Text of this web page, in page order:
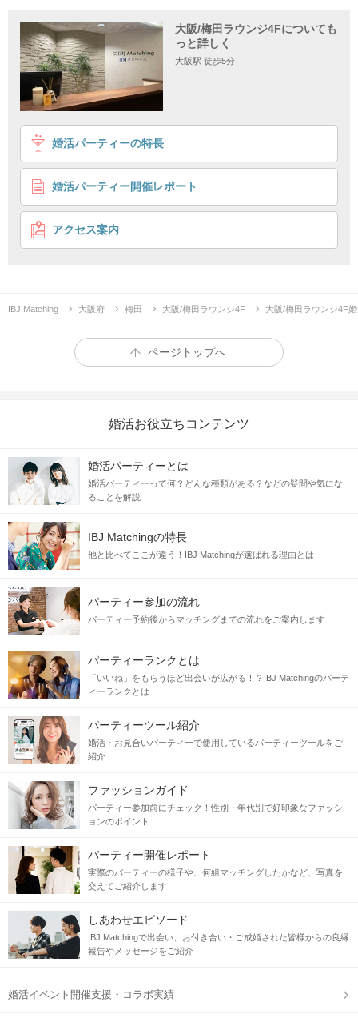
1 2 3 4
＼ずっと仲良しでいられる恋がしたい♥／
年収400万円以上の男性
個室8対8 シングルマッチング
企画詳細
恋
✓相手に依存しすぎない
✓素直に意見を言い合える etc…
一目見たときから好印象！
《爽やかな容姿》＆《マメな性格》
思わずキュンとする♡
周りに紹介したくなるような素敵な男性
当日の流れ
STEP1 受付開始
STEP2 自分のプロフィールをチェック
大阪/梅田ラウンジ4Fについても
っと詳しく
大阪駅 徒歩5分
婚活パーティーの特長
婚活パーティー開催レポート
アクセス案内
IBJ Matching 大阪府 梅田 大阪/梅田ラウンジ4F 大阪/梅田ラウンジ4F
ページトップへ
婚活お役立ちコンテンツ
婚活パーティーとは
婚活パーティーって何？どんな種類がある？などの疑問や気にな
ることを解説
IBJ Matchingの特長
他と比べてここが違う！IBJ Matchingが選ばれる理由とは
パーティー参加の流れ
パーティー予約後からマッチングまでの流れをご案内します
パーティーランクとは
「いいね」をもらうほど出会いが広がる！？IBJ Matchingのパーテ
ィーランクとは
パーティーツール紹介
婚活・お見合いパーティーで使用しているパーティーツールをご
紹介
ファッションガイド
パーティー参加前にチェック！性別・年代別で好印象なファッシ
ョンのポイント
パーティー開催レポート
実際のパーティーの様子や、何組マッチングしたかなど、写真を
交えてご紹介します
しあわせエピソード
IBJ Matchingで出会い、お付き合い・ご成婚された皆様からの良縁
報告やメッセージをご紹介
婚活イベント開催支援・コラボ実績